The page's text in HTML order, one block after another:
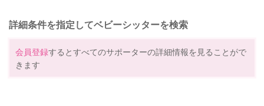
詳細条件を指定してベビーシッターを検索
会員登録するとすべてのサポーターの詳細情報を見ることがで
きます